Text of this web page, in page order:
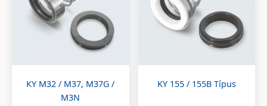
KY M32 / M37, M37G /
M3N
KY 155 / 155B Típus